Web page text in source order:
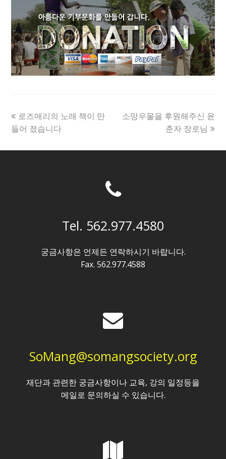
previous
post:
로즈매리의 노래 책이 만
들어 졌습니다
next
소망우물을 후원해주신 윤
춘자 장로님
Tel. 562.977.4580
궁금사항은 언제든 연락하시기 바랍니다.
Fax. 562.977.4588
SoMang@somangsociety.org
재단과 관련한 궁금사항이나 교육, 강의 일정등을
메일로 문의하실 수 있습니다.